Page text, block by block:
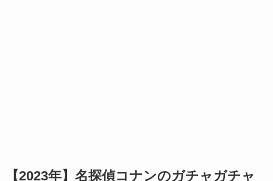
【2023年】名探偵コナンのガチャガチャ